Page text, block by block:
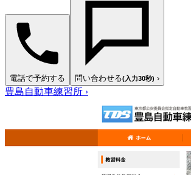
電話で予約する 問い合わせる(入力30秒) ›
豊島自動車練習所 ›